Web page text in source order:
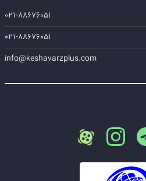
۰۲۱-۸۸۶۷۶۰۵۱
۰۲۱-۸۸۶۷۶۰۵۱
info@keshavarzplus.com